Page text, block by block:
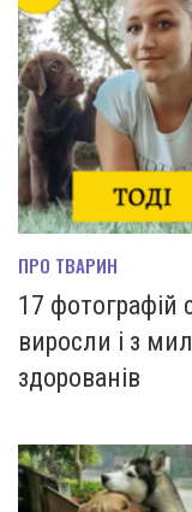
ПРО ТВАРИН
17 фотографій
виросли і з
здорованів